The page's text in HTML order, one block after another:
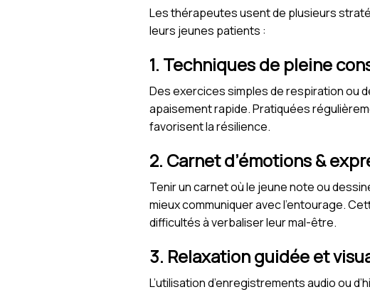
Les thérapeutes usent de plusieurs
leurs jeunes patients :
1. Techniques de pleine
Des exercices simples de respiration ou
apaisement rapide. Pratiquées
favorisent la résilience.
2. Carnet d’émotions &
Tenir un carnet où le jeune note ou
mieux communiquer avec l’entourage.
difficultés à verbaliser leur mal-être.
3. Relaxation guidée et
L’utilisation d’enregistrements audio ou